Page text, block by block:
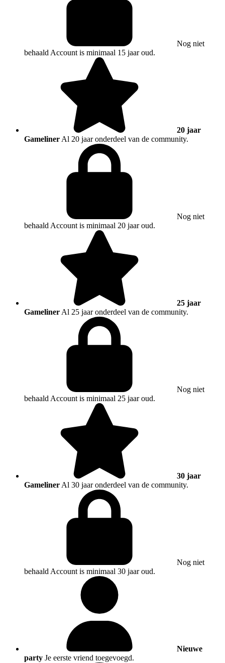
Nog niet
behaald Account is minimaal 15 jaar oud.
20 jaar
Gameliner Al 20 jaar onderdeel van de community.
Nog niet
behaald Account is minimaal 20 jaar oud.
25 jaar
Gameliner Al 25 jaar onderdeel van de community.
Nog niet
behaald Account is minimaal 25 jaar oud.
30 jaar
Gameliner Al 30 jaar onderdeel van de community.
Nog niet
behaald Account is minimaal 30 jaar oud.
Nieuwe
party Je eerste vriend toegevoegd.